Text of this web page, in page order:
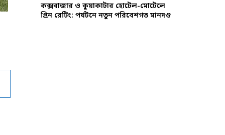
কক্সবাজার ও কুয়াকাটার হোটেল-মোটেলে
গ্রিন রেটিং: পর্যটনে নতুন পরিবেশগত মানদণ্ড